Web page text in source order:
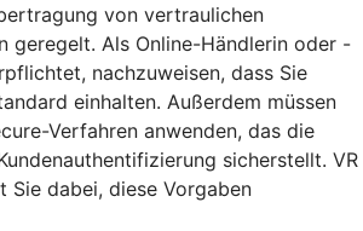
von vertraulichen
geregelt. Als Online-Händlerin oder -
nachzuweisen, dass Sie
einhalten. Außerdem müssen
Verfahren anwenden, das die
sicherstellt. VR
Sie dabei, diese Vorgaben